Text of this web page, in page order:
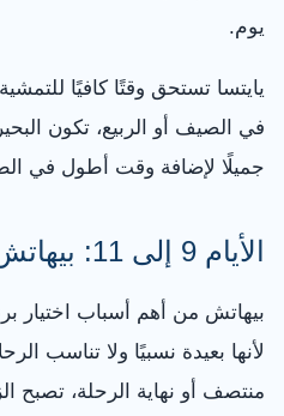
يوم.
يايتسا تستحق وقتًا كافيًا
في الصيف أو الربيع، تكون
جميلًا لإضافة وقت أطول في
الأيام 9 إلى 11: بيهاتش ونهر أونا
لأنها بعيدة نسبيًا ولا تناسب
منتصف أو نهاية الرحلة، تصبح